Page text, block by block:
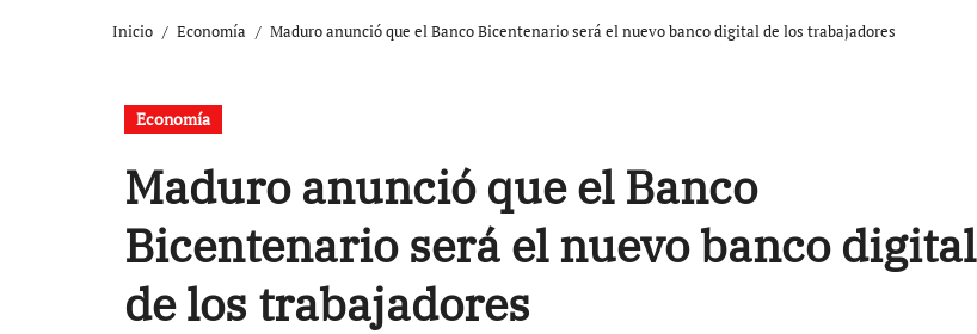
Inicio Economía Maduro anunció que el Banco Bicentenario será el nuevo banco digital de los trabajadores
Economía
Maduro anunció que el Banco
Bicentenario será el nuevo banco digital
de los trabajadores